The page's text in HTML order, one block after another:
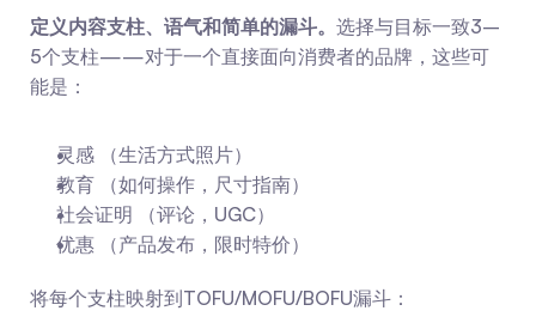
定义内容支柱、语气和简单的漏斗。 选择与目标一致3–
5个支柱——对于一个直接面向消费者的品牌，这些可
能是：
灵感 （生活方式照片）
教育 （如何操作，尺寸指南）
社会证明 （评论，UGC）
优惠 （产品发布，限时特价）
将每个支柱映射到TOFU/MOFU/BOFU漏斗：